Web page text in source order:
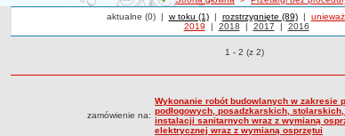
Przetargi bez procedury pzp unieważnione z 2019 roku
Przetargi
aktualne (0)| Przetargi
w toku (1)| Przetargi
rozstrzygnięte (89)|
Przetargi z roku
2019 | Przetargi z roku
2018 | Przetargi z roku
2017 | Przetargi z
2016
Przetargi bez procedury pzp
1 - 2 (z 2)
zamówienie na:
Wykonanie robót budowlanych w zakresie
podłogowych, posadzkarskich,
instalacji sanitarnych wraz z wymianą
elektrycznej wraz z wymianą osprzętui